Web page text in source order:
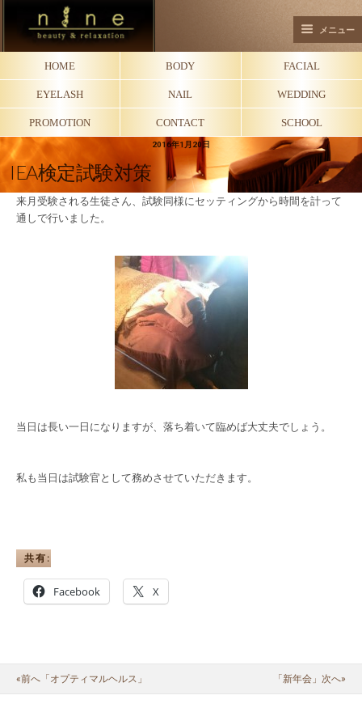
メニュー
HOME BODY FACIAL
EYELASH NAIL WEDDING
PROMOTION CONTACT SCHOOL
2016年1月20日
IEA検定試験対策
来月受験される生徒さん、試験同様にセッティングから時間を計って
通しで行いました。
当日は長い一日になりますが、落ち着いて臨めば大丈夫でしょう。
私も当日は試験官として務めさせていただきます。
共有:
Facebook X
«前へ「オプティマルヘルス」 「新年会」次へ»